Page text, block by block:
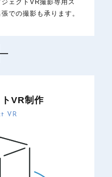
ェクトVR撮影専用ス
での撮影も承ります。
VR制作
VR